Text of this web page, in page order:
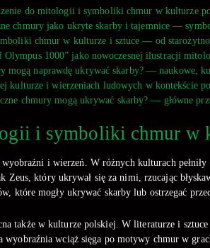
do mitologii i symboliki chmur w kulturze
chmury jako ukryte skarby i tajemnice —
chmur w kulturze i sztuce — od
Olympus 1000” jako nowoczesnej ilustracji
mogą naprawdę ukrywać skarby? — naukowe,
kulturze i wierzeniach ludowych w kontekście
chmury mogą ukrywać skarby? — główne
i symboliki chmur w
i wierzeń. W różnych kulturach
Zeus, który ukrywał się za nimi, rzucając
które mogły ukrywać skarby lub ostrzegać
także w kulturze polskiej. W literaturze i
wyobraźnia wciąż sięga po motywy chmur w